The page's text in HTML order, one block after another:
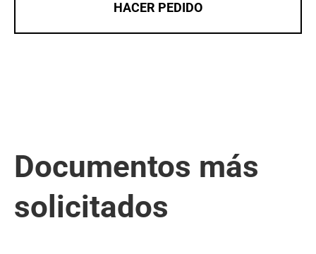
HACER PEDIDO
Documentos más
solicitados